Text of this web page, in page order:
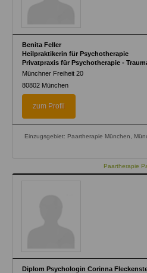
Benita Feller
Heilpraktikerin für Psychotherapie
Privatpraxis für Psychotherapie -
Münchner Freiheit 20
80802 München
zum Profil
Einzugsgebiet: Paartherapie München,
Paartherapie
Diplom Psychologin Corinna